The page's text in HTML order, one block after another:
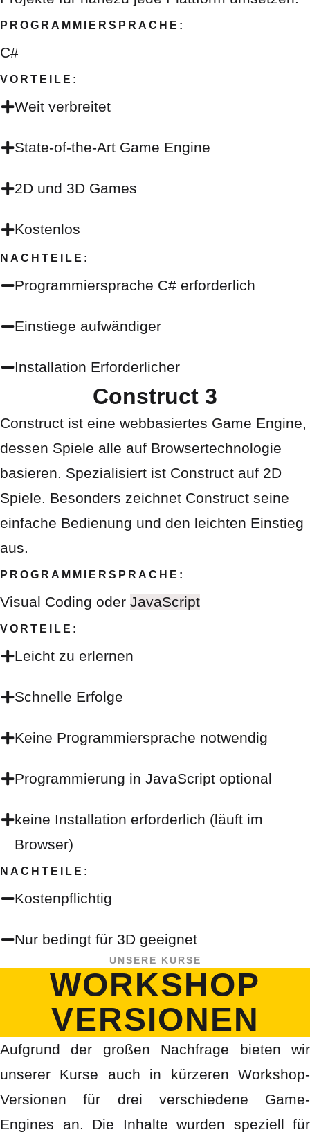
PROGRAMMIERSPRACHE:
C#
VORTEILE:
Weit verbreitet
State-of-the-Art Game Engine
2D und 3D Games
Kostenlos
NACHTEILE:
Programmiersprache C# erforderlich
Einstiege aufwändiger
Installation Erforderlicher
Construct 3
Construct ist eine webbasiertes Game Engine,
dessen Spiele alle auf Browsertechnologie
basieren. Spezialisiert ist Construct auf 2D
Spiele. Besonders zeichnet Construct seine
einfache Bedienung und den leichten Einstieg
aus.
PROGRAMMIERSPRACHE:
Visual Coding oder JavaScript
VORTEILE:
Leicht zu erlernen
Schnelle Erfolge
Keine Programmiersprache notwendig
Programmierung in JavaScript optional
keine Installation erforderlich (läuft im
Browser)
NACHTEILE:
Kostenpflichtig
Nur bedingt für 3D geeignet
UNSERE KURSE
WORKSHOP
VERSIONEN
Aufgrund der großen Nachfrage bieten wir
unserer Kurse auch in kürzeren Workshop-
Versionen für drei verschiedene Game-
Engines an. Die Inhalte wurden speziell für